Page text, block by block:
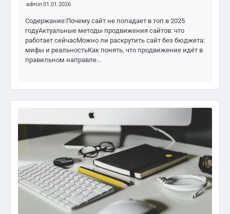
admin01.01.2026
Содержание:Почему сайт не попадает в топ в 2025
годуАктуальные методы продвижения сайтов: что
работает сейчасМожно ли раскрутить сайт без бюджета:
мифы и реальностьКак понять, что продвижение идёт в
правильном направле…